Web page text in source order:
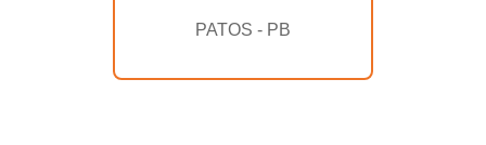
PATOS - PB